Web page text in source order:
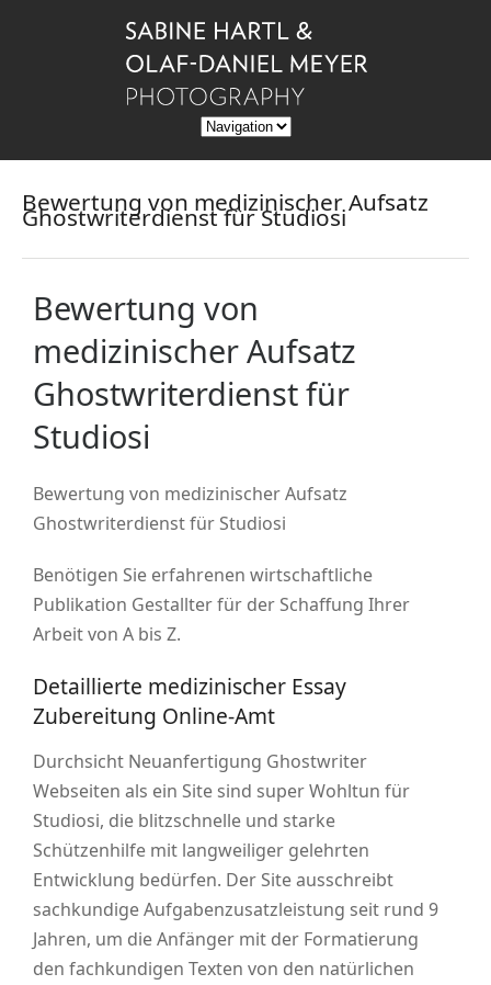
Bewertung von medizinischer Aufsatz
Ghostwriterdienst für Studiosi
Bewertung von
medizinischer Aufsatz
Ghostwriterdienst für
Studiosi
Bewertung von medizinischer Aufsatz
Ghostwriterdienst für Studiosi
Benötigen Sie erfahrenen wirtschaftliche
Publikation Gestallter für der Schaffung Ihrer
Arbeit von A bis Z.
Detaillierte medizinischer Essay
Zubereitung Online-Amt
Durchsicht Neuanfertigung Ghostwriter
Webseiten als ein Site sind super Wohltun für
Studiosi, die blitzschnelle und starke
Schützenhilfe mit langweiliger gelehrten
Entwicklung bedürfen. Der Site ausschreibt
sachkundige Aufgabenzusatzleistung seit rund 9
Jahren, um die Anfänger mit der Formatierung
den fachkundigen Texten von den natürlichen